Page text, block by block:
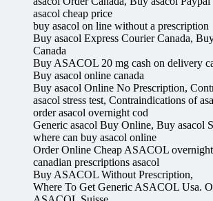
asacol cheap price
buy asacol on line without a prescription
Buy asacol Express Courier Canada,
Canada
Buy ASACOL 20 mg cash on delivery
Buy asacol online canada
Buy asacol Online No Prescription,
asacol stress test, Contraindications of
order asacol overnight cod
Generic asacol Buy Online, Buy asacol
where can buy asacol online
Order Online Cheap ASACOL overnight
canadian prescriptions asacol
Buy ASACOL Without Prescription,
Where To Get Generic ASACOL Usa.